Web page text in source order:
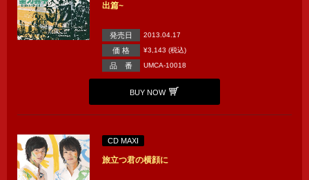
出篇~
発売日 2013.04.17
価 格 ¥3,143 (税込)
品 番 UMCA-10018
BUY NOW
CD MAXI
旅立つ君の横顔に